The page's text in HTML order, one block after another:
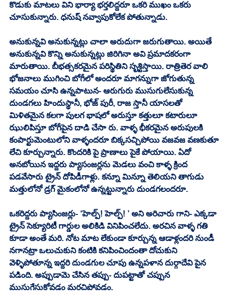
కొడుకు మాటలు విని భార్యా భర్తలిద్దరూ ఒకరి ముఖం ఒకరు
చూసుకున్నారు. ధనుష్ నవ్వాపుకోలేక పోతున్నాడు.
అనుకున్నవి అనుకున్నట్లు చాలా అరుదుగా జరుగుతాయి. అయితే
అనుకున్నవి కొన్ని అనుకున్నట్లు జిరిగినా అవి ప్రమాదకరంగా
మారుతాయి. బీభత్సకరమైన పరిస్థితిని సృశ్టిస్తాయి. రాత్రితెర వాలి
భోజనాలు ముగించి బోగీలో అందరూ మాగన్నుగా జోగుతున్న
సమయం చూసి ఉన్నపాటున- ఆరుగురు ముసుగులేసుకున్న
దుండగలు హిందుస్థానీ, భోజ్ పురీ, రాజ స్తానీ యాసలతో
మిళితమైన కలగా పులగ భాషలో అరుస్తూ కత్తులూ కటారులూ
ఝులిపిస్తూ బోగీపైన దాడి చేసా రు. వాళ్ళ భీకరమైన అరుపులకి
కంపార్టుమెంటులోని వాళ్ళందరూ బిక్కసచ్చిపోయి వజవజ వణకుతూ
లేచి కూర్చున్నారు. కొందరికి పై ప్రాణాలు పైకే పోయాయి. ఏదో
అనబోయిన ఇద్దరు ప్యాసంజర్లను మెడలు వంచి కాళ్ళ క్రింద
పడవేసారు ట్రైన్ దోపిడీగాళ్లు. కన్నూ మిన్నూ తెలియని తాగుడు
మత్తులోనో డ్రగ్ మైకంలోనో ఉన్నట్టున్నారు దుండగలందరూ.
ఒకరిద్దరు ప్యాసింజర్లు- ‘హెల్ప్! హెల్ప్! ’ అని అరిచారు గాని- ఎక్కడా
ట్రైన్ సెక్యూరిటీ గార్డుల అలికిడి వినిపించలేదు. అరచిన వాళ్ళ గతి
కూడా అంతే మరి. నోట మాట లేకుండా కూర్చున్న ఆడాళ్లందరి నుండీ
నగానట్రా ఒలుచుకుని కంటికి కనిపించిందంతా దోచుకుని
వెళ్ళిపోతూన్న ఇద్దరి దుండగుల చూపు ఉన్నపళాన దుర్గాదేవి పైన
పడింది. అప్పుడామె చేసిన తప్పు- దుపట్టాతో చప్పున
ముసుగేసుకోవడం మరచిపోవడం.